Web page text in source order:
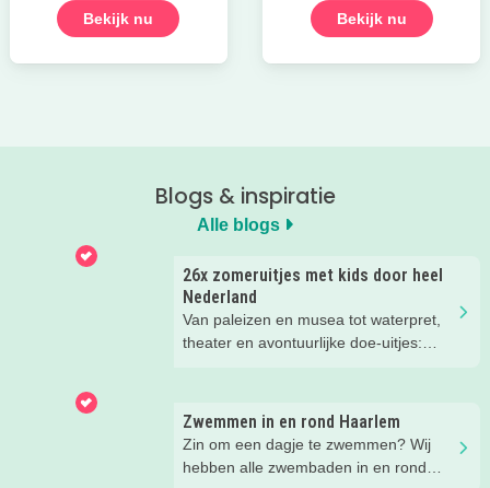
Bekijk nu Bekijk nu
Blogs & inspiratie
Alle blogs
26x zomeruitjes met kids door heel
Nederland
Van paleizen en musea tot waterpret,
theater en avontuurlijke doe-uitjes:
Zwemmen in en rond Haarlem
Zin om een dagje te zwemmen? Wij
hebben alle zwembaden in en rond